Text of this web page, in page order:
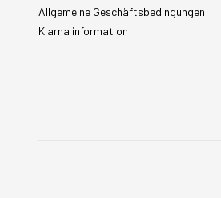
Allgemeine Geschäftsbedingungen
Klarna information